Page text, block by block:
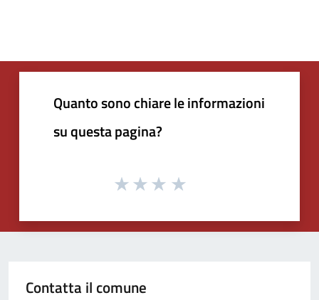
Quanto sono chiare le informazioni
su questa pagina?
Contatta il comune